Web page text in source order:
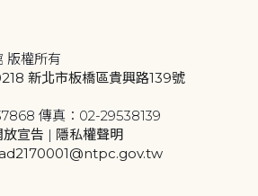
版權所有
新北市板橋區貴興路139號
傳真：02-29538139
宣告 | 隱私權聲明